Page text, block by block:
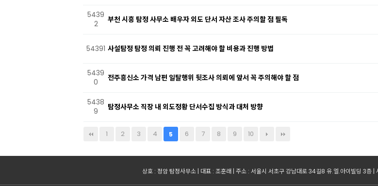
5439
2
부천 시흥 탐정 사무소 배우자 외도 단서 자산 조사 주의할 점 필독
54391 사설탐정 탐정 의뢰 진행 전 꼭 고려해야 할 비용과 진행 방법
5439
0
전주흥신소 가격 남편 일탈행위 뒷조사 의뢰에 앞서 꼭 주의해야 할 점
5438
9
탐정사무소 직장 내 외도정황 단서수집 방식과 대처 방향
1 2 3 4 5 6 7 8 9 10
상호 : 정암 탐정사무소 | 대표 : 조훈래 | 주소 : 서울시 서초구 강남대로 34길8 유.엘.아이빌딩 3